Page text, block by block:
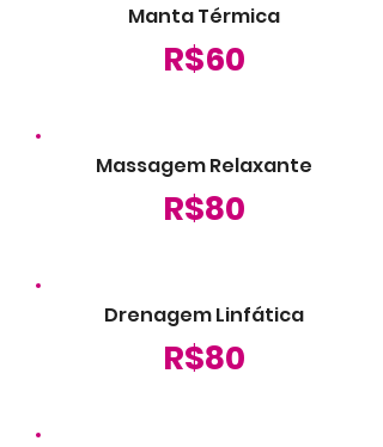
6.Hidratação e proteção: Finalizamos o
hidratante e protetor solar adequados
ao seu tipo de pele.
Manta Térmica
R$60
Massagem Relaxante
R$80
Drenagem Linfática
R$80